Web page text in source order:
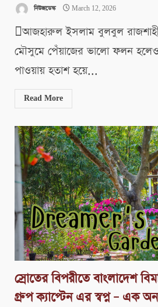
নিউজডেস্ক March 12, 2026
আজহারুল ইসলাম বুলবুল
মৌসুমে পেঁয়াজের ভালো ফলন হলেও
পাওয়ায় হতাশ হয়ে...
Read More
স্রোতের বিপরীতে বাংলাদেশ
গ্রুপ ক্যাপ্টেন এর স্বপ্ন – এক